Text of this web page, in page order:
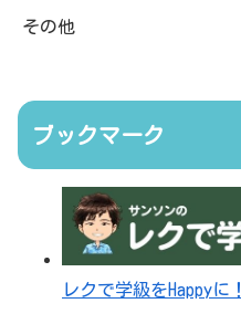
その他
ブックマーク
レクで学級をHappyに！